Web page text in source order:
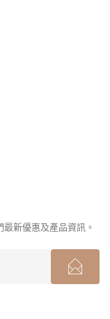
新優惠及產品資訊。